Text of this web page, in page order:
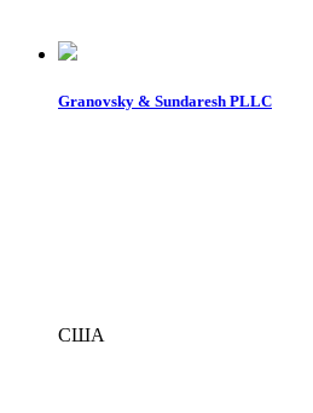
Granovsky & Sundaresh PLLC
США